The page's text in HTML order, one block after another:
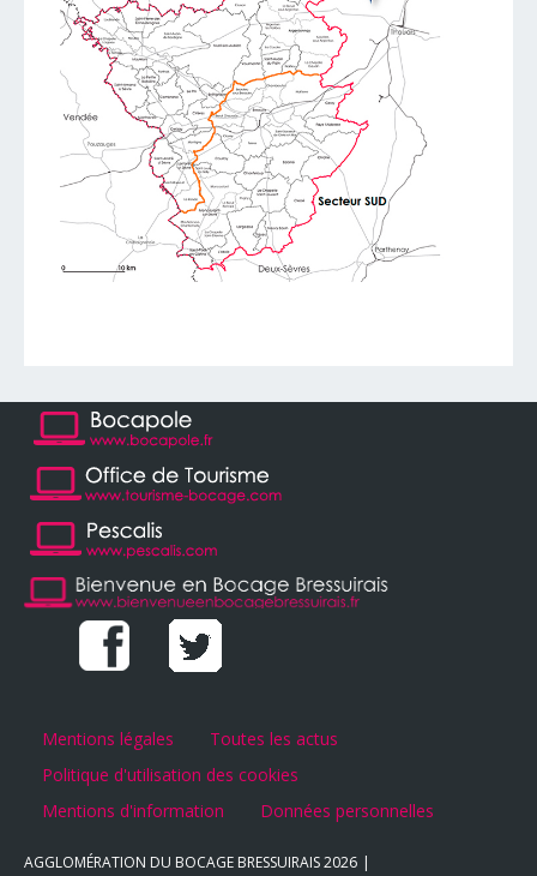
Mentions légales
Toutes les actus
Politique d'utilisation des cookies
Mentions d'information
Données personnelles
AGGLOMÉRATION DU BOCAGE BRESSUIRAIS2026